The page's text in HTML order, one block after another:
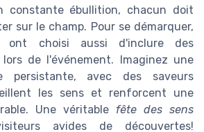
constante ébullition, chacun doit
sur le champ. Pour se démarquer,
ont choisi aussi d'inclure des
lors de l'événement. Imaginez une
persistante, avec des saveurs
les sens et renforcent une
Une véritable fête des sens
avides de découvertes!